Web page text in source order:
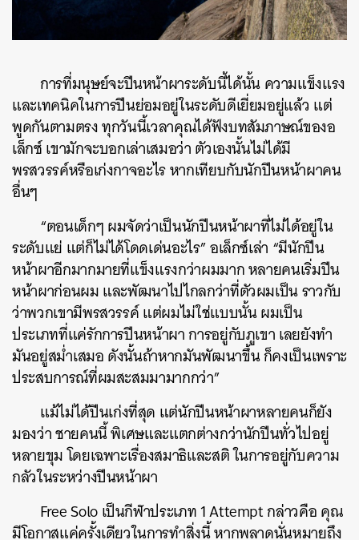
การที่มนุษย์จะปีนหน้าผาระดับนี้ได้นั้น ความแข็งแรง
และเทคนิคในการปีนย่อมอยู่ในระดับดีเยี่ยมอยู่แล้ว แต่
พูดกันตามตรง ทุกวันนี้เวลาคุณได้ฟังบทสัมภาษณ์ของอ
เล็กซ์ เขามักจะบอกเล่าเสมอว่า ตัวเองนั้นไม่ได้มี
พรสวรรค์หรือเก่งกาจอะไร หากเทียบกับนักปีนหน้าผาคน
อื่นๆ
“ตอนเด็กๆ ผมจัดว่าเป็นนักปีนหน้าผาที่ไม่ได้อยู่ใน
ระดับแย่ แต่ก็ไม่ได้โดดเด่นอะไร” อเล็กซ์เล่า “มีนักปีน
หน้าผาอีกมากมายที่แข็งแรงกว่าผมมาก หลายคนเริ่มปีน
หน้าผาก่อนผม และพัฒนาไปไกลกว่าที่ตัวผมเป็น ราวกับ
ว่าพวกเขามีพรสวรรค์ แต่ผมไม่ใช่แบบนั้น ผมเป็น
ประเภทที่แค่รักการปีนหน้าผา การอยู่กับภูเขา เลยยังทำ
มันอยู่สม่ำเสมอ ดังนั้นถ้าหากมันพัฒนาขึ้น ก็คงเป็นเพราะ
ประสบการณ์ที่ผมสะสมมามากกว่า”
แม้ไม่ได้ปีนเก่งที่สุด แต่นักปีนหน้าผาหลายคนก็ยัง
มองว่า ชายคนนี้ พิเศษและแตกต่างกว่านักปีนทั่วไปอยู่
หลายขุม โดยเฉพาะเรื่องสมาธิและสติ ในการอยู่กับความ
กลัวในระหว่างปีนหน้าผา
Free Solo เป็นกีฬาประเภท 1 Attempt กล่าวคือ คุณ
มีโอกาสแค่ครั้งเดียวในการทำสิ่งนี้ หากพลาดนั่นหมายถึง